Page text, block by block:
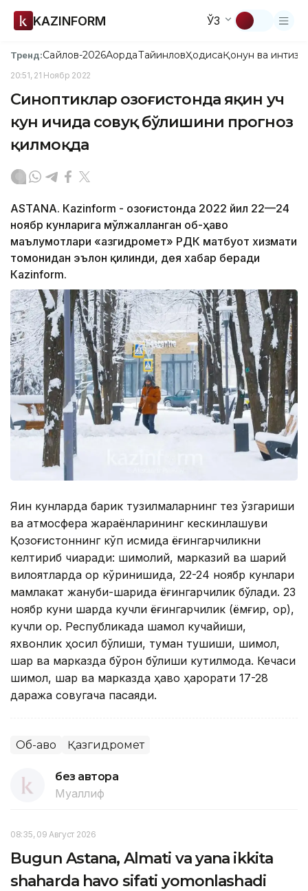
KAZINFORM ЎЗ
Тренд:Сайлов-2026АқордаТайинловҲодисаҚонун ва
20:51, 21 Ноябр 2022
Синоптиклар Қозоғистонда яқин уч
кун ичида совуқ бўлишини прогноз
қилмоқда
ASTANA. Кazinform - Қозоғистонда 2022 йил 22—24
ноябр кунларига мўлжалланган об-ҳаво
маълумотлари «Қазгидромет» РДК матбуот хизмати
томонидан эълон қилинди, дея хабар беради
Кazinform.
Яқин кунларда барик тузилмаларнинг тез ўзгариши
ва атмосфера жараёнларининг кескинлашуви
Қозоғистоннинг кўп қисмида ёғингарчиликни
келтириб чиқаради: шимолий, марказий ва шарқий
вилоятларда қор кўринишида, 22-24 ноябр кунлари
мамлакат жануби-шарқида ёғингарчилик бўлади. 23
ноябр куни шарқда кучли ёғингарчилик (ёмғир, қор),
кучли қор. Республикада шамол кучайиши,
яхвонлик ҳосил бўлиши, туман тушиши, шимол,
шарқ ва марказда бўрон бўлиши кутилмоқда. Кечаси
шимол, шарқ ва марказда ҳаво ҳарорати 17-28
даража совуқгача пасаяди.
Об-ҳаво Қазгидромет
без автора
Муаллиф
08:35, 09 Август 2026
Bugun Astana, Almati va yana ikkita
shaharda havo sifati yomonlashadi